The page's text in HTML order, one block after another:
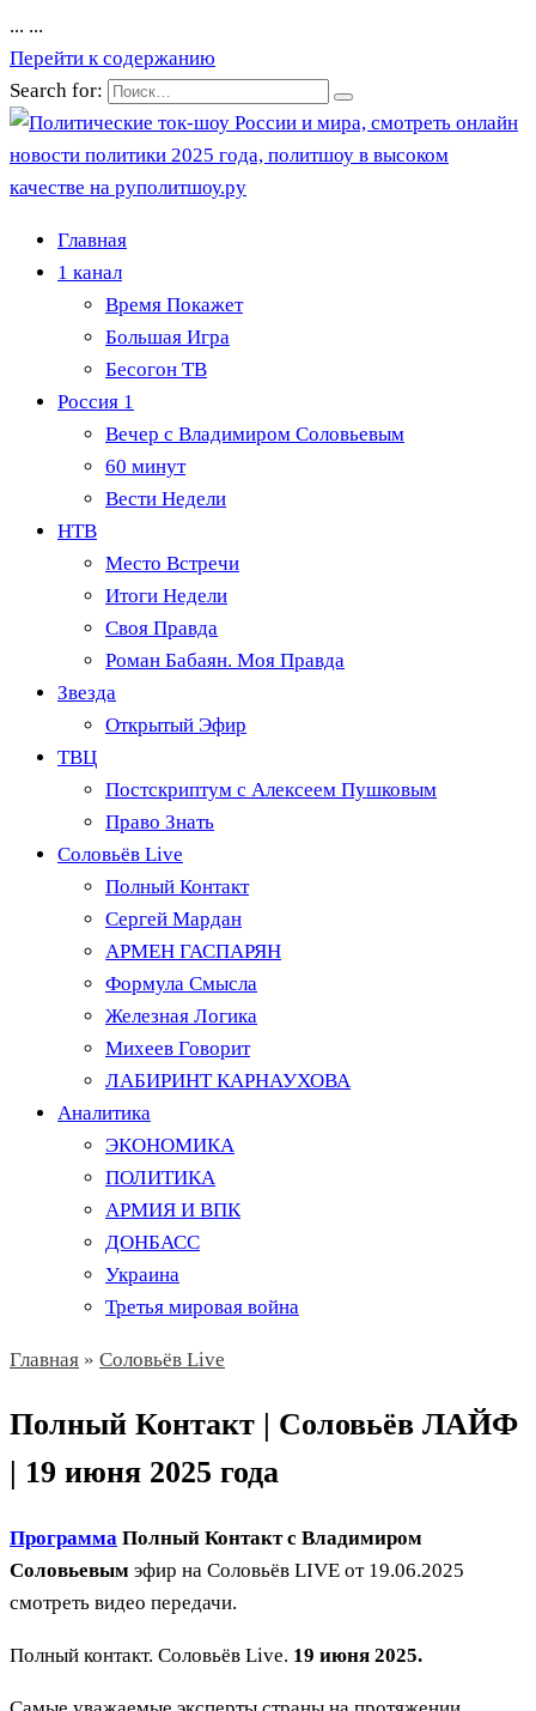
... ...
Перейти к содержанию
Search for:
Главная
1 канал
Время Покажет
Большая Игра
Бесогон ТВ
Россия 1
Вечер с Владимиром Соловьевым
60 минут
Вести Недели
НТВ
Место Встречи
Итоги Недели
Своя Правда
Роман Бабаян. Моя Правда
Звезда
Открытый Эфир
ТВЦ
Постскриптум с Алексеем Пушковым
Право Знать
Соловьёв Live
Полный Контакт
Сергей Мардан
АРМЕН ГАСПАРЯН
Формула Смысла
Железная Логика
Михеев Говорит
ЛАБИРИНТ КАРНАУХОВА
Аналитика
ЭКОНОМИКА
ПОЛИТИКА
АРМИЯ И ВПК
ДОНБАСС
Украина
Третья мировая война
Главная » Соловьёв Live
Полный Контакт | Соловьёв ЛАЙФ
| 19 июня 2025 года
Программа Полный Контакт с Владимиром
Соловьевым эфир на Соловьёв LIVE от 19.06.2025
смотреть видео передачи.
Полный контакт. Соловьёв Live. 19 июня 2025.